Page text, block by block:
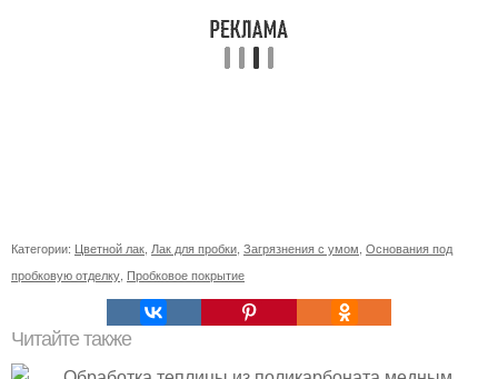
Категории: Цветной лак Лак для пробки Загрязнения с умом Основания под
пробковую отделку Пробковое покрытие
Читайте также